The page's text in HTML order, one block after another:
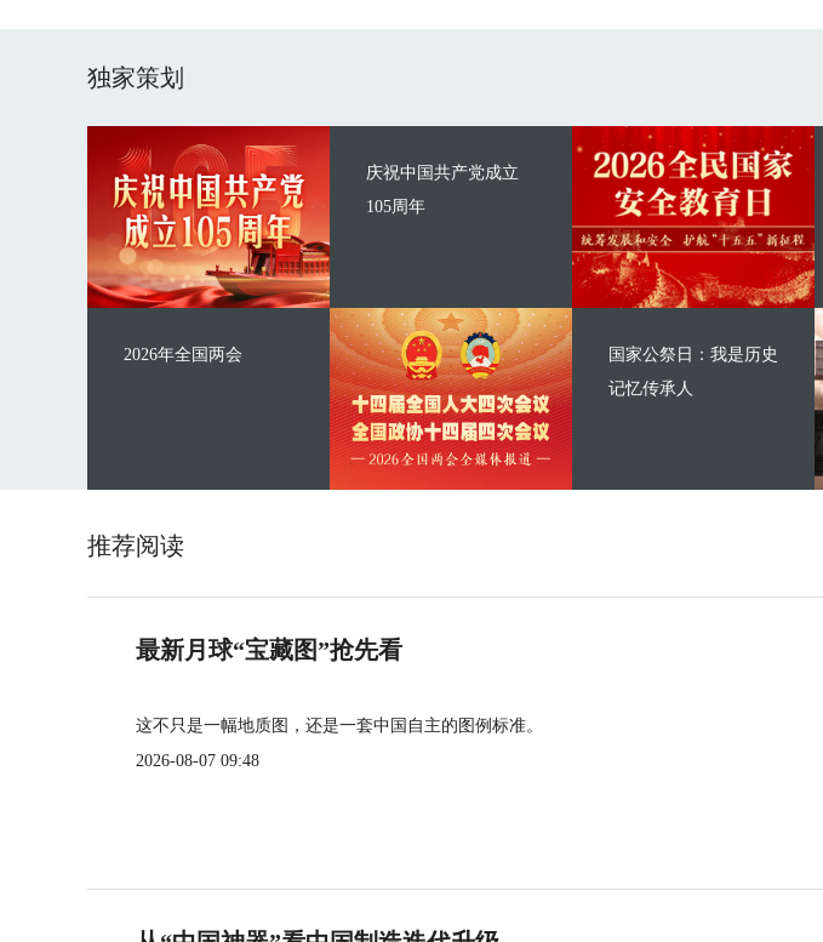
独家策划
庆祝中国共产党成立
105周年
2026年全国两会
国家公祭日：我是历史
记忆传承人
推荐阅读
最新月球“宝藏图”抢先看
这不只是一幅地质图，还是一套中国自主的图例标准。
2026-08-07 09:48